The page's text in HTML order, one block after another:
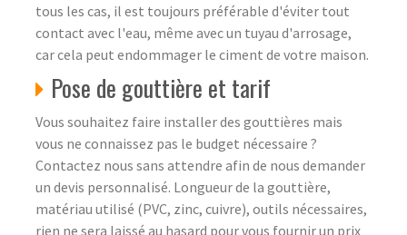
tous les cas, il est toujours préférable d'éviter tout
contact avec l'eau, même avec un tuyau d'arrosage,
car cela peut endommager le ciment de votre maison.
Pose de gouttière et tarif
Vous souhaitez faire installer des gouttières mais
vous ne connaissez pas le budget nécessaire ?
Contactez nous sans attendre afin de nous demander
un devis personnalisé. Longueur de la gouttière,
matériau utilisé (PVC, zinc, cuivre), outils nécessaires,
rien ne sera laissé au hasard pour vous fournir un prix